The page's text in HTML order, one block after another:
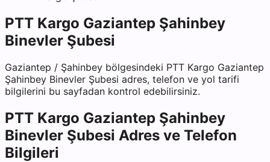
PTT Kargo Gaziantep Şahinbey
Binevler Şubesi
Gaziantep / Şahinbey bölgesindeki PTT Kargo Gaziantep
Şahinbey Binevler Şubesi adres, telefon ve yol tarifi
bilgilerini bu sayfadan kontrol edebilirsiniz.
PTT Kargo Gaziantep Şahinbey
Binevler Şubesi Adres ve Telefon
Bilgileri